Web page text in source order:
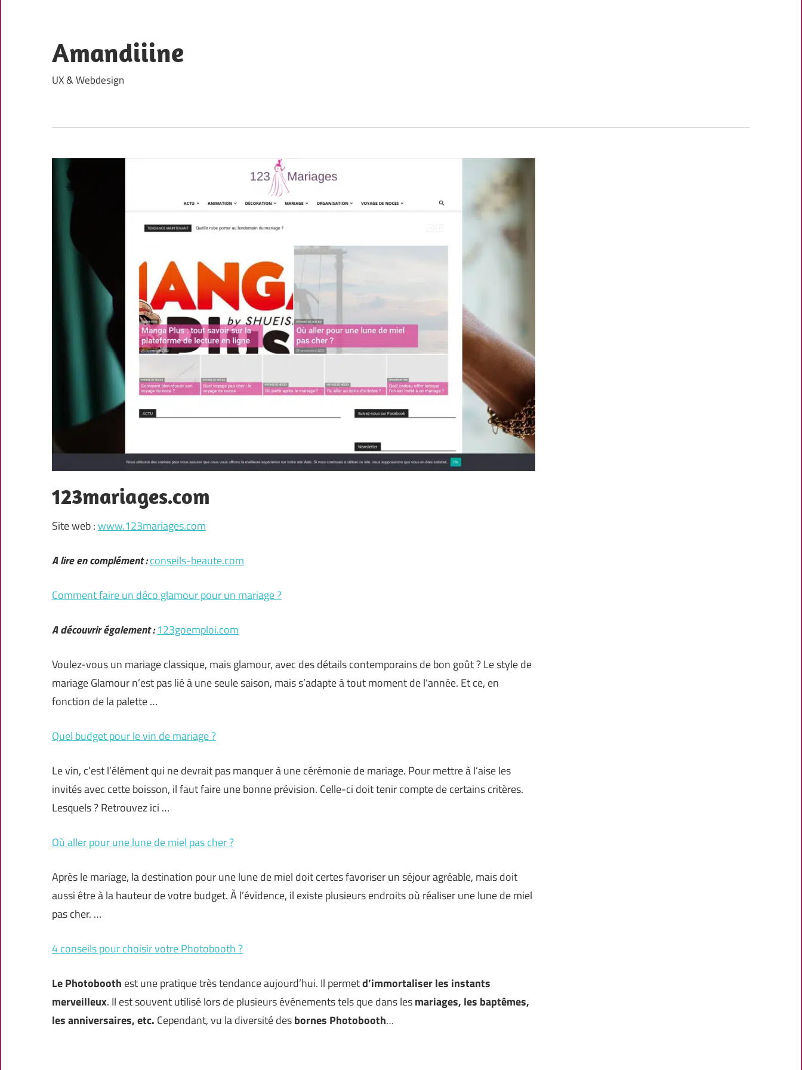
content
Amandiiine
UX & Webdesign
123mariages.com
Site web :www.123mariages.com
A lire en complément :conseils-beaute.com
Comment faire un déco glamour pour un mariage ?
A découvrir également : 123goemploi.com
Voulez-vous un mariage classique, mais glamour, avec des détails contemporains de bon goût ? Le style de
mariage Glamour n’est pas lié à une seule saison, mais s’adapte à tout moment de l’année. Et ce, en
fonction de la palette …
Quel budget pour le vin de mariage ?
Le vin, c’est l’élément qui ne devrait pas manquer à une cérémonie de mariage. Pour mettre à l’aise les
invités avec cette boisson, il faut faire une bonne prévision. Celle-ci doit tenir compte de certains critères.
Lesquels ? Retrouvez ici …
Où aller pour une lune de miel pas cher ?
Après le mariage, la destination pour une lune de miel doit certes favoriser un séjour agréable, mais doit
aussi être à la hauteur de votre budget. À l’évidence, il existe plusieurs endroits où réaliser une lune de miel
pas cher. …
4 conseils pour choisir votre Photobooth ?
Le Photobooth est une pratique très tendance aujourd’hui. Il permetd’immortaliser les instants
merveilleux. Il est souvent utilisé lors de plusieurs événements tels que dans lesmariages, les baptêmes,
les anniversaires, etc. Cependant, vu la diversité desbornes Photobooth…